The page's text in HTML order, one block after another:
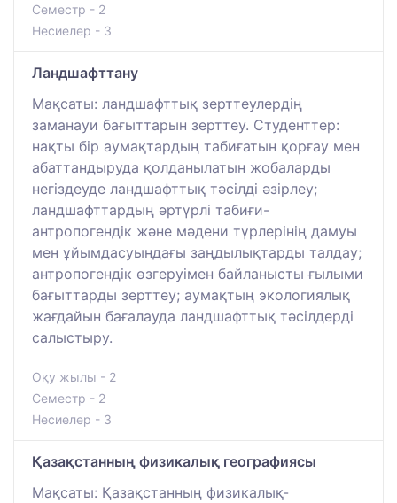
Семестр - 2
Несиелер - 3
Ландшафттану
Мақсаты: ландшафттық зерттеулердің
заманауи бағыттарын зерттеу. Студенттер:
нақты бір аумақтардың табиғатын қорғау мен
абаттандыруда қолданылатын жобаларды
негіздеуде ландшафттық тәсілді әзірлеу;
ландшафттардың әртүрлі табиғи-
антропогендік және мәдени түрлерінің дамуы
мен ұйымдасуындағы заңдылықтарды талдау;
антропогендік өзгеруімен байланысты ғылыми
бағыттарды зерттеу; аумақтың экологиялық
жағдайын бағалауда ландшафттық тәсілдерді
салыстыру.
Оқу жылы - 2
Семестр - 2
Несиелер - 3
Қазақстанның физикалық географиясы
Мақсаты: Қазақстанның физикалық-